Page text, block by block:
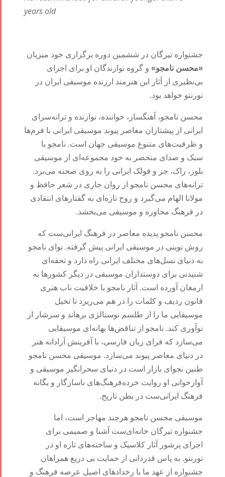
years old
جشنواره تیرگان در ششمین دوره برگزاری خود میزبان
«محسن نامجو» و گروه نوازندگان او برای اجرای
بی‌نظیری از آثار این هنرمند ارزنده موسیقی ایران در
تورنتو خواهد بود.
محسن نامجو، آهنگساز، خواننده، نوازنده و ترانه‌سرای
ایرانی‌ از پیشتازان معاصر پیوند موسیقی ایرانی با فرم‌ها
و ظرفیت‌های متنوع موسیقی جهان است. نامجو با
سبک و صدای منحصر به خود مجموعه‌ای از موسیقی
بلوز، راک، جز و فولک ایرانی را به روی صحنه می‌برد.
ترانه‌های محسن نامجو از روان جاری در شعر حافظ و
مولانا الهام می‌گیرد و روح تازه‌ای به گفتارهای انتقادی
در فرهنگ محاوره و موسیقی می‌بخشد.
محسن نامجو پدیده‌ معاصر در فرهنگ ایرانی‌ست که
روش نوینی در موسیقی ایرانی پیش گرفته. نوای نامجو
به دنیای نسل‌های مختلف ایرانی راه دارد و تحفه‌ای
شنیدنی برای دوستداران موسیقی در دیگر کشورها به
ارمغان آورده است. آثار نامجو با خلاقیت ناب هنری
قانون ردیف و کلمات را در هم می‌ریزد تا تخیل
موسیقایی ما را از طلسم نوستالژی برهاند و سرشار از
نوآوری کند. نامجو از تناقض‌ها بهانه‌ای موسیقایی
می‌سازد که فرای زبان فارسی، با آفرینش آزادانه هنر
در دنیای معاصر پیوند می‌سازد. موسیقی محسن نامجو
طنین نجوای بازار است در دنیای سحرانگیز موسیقی‌ و
آوازخوانی او روایت خرده‌فرهنگ‌های ناسازگار و یگانه
فرهنگ ایرانی‌ست در بطن تاریخ.
موسیقی محسن نامجو هرچند مهاجر است، اما
جشنواره تیرگان خانه‌ای‌ست آشنا و صمیمی برای
اجرای پرشور آثار کلاسیک و ساخته‌های تازه او در
تورنتو. به پاس قدردانی از حمایت بی دریغ همراهان
جشنواره از عهد ما با رخدادهای اصیل عرصه فرهنگ و